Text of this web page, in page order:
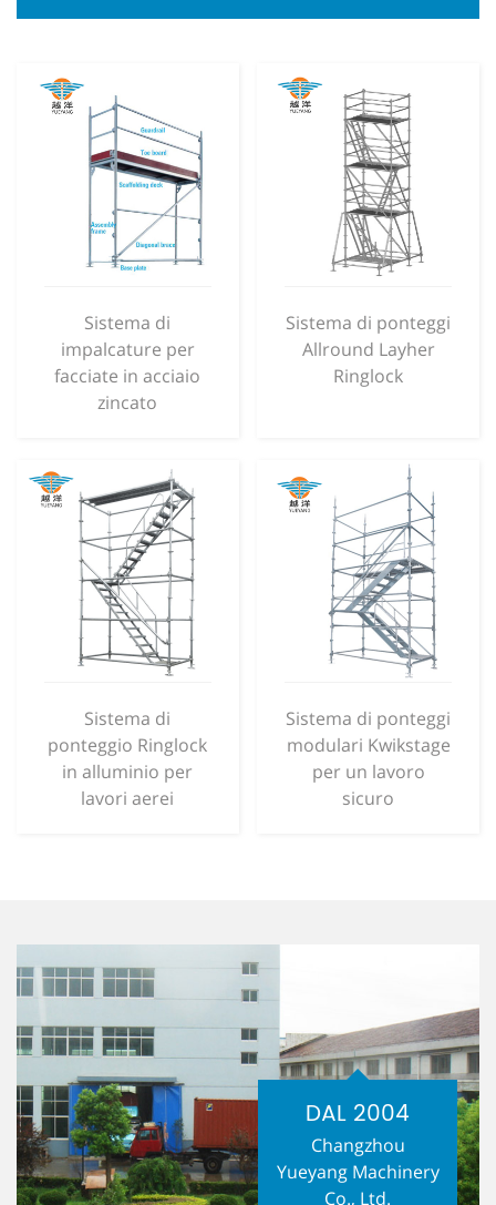
Sistema di
impalcature per
facciate in acciaio
zincato
Sistema di ponteggi
Allround Layher
Ringlock
Sistema di
ponteggio Ringlock
in alluminio per
lavori aerei
Sistema di ponteggi
modulari Kwikstage
per un lavoro
sicuro
DAL 2004
Changzhou
Yueyang Machinery
Co., Ltd.